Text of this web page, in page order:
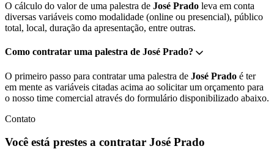
O cálculo do valor de uma palestra de José Prado leva em conta
diversas variáveis como modalidade (online ou presencial), público
total, local, duração da apresentação, entre outras.
Como contratar uma palestra de José Prado?
O primeiro passo para contratar uma palestra de José Prado é ter
em mente as variáveis citadas acima ao solicitar um orçamento para
o nosso time comercial através do formulário disponibilizado abaixo.
Contato
Você está prestes a contratar José Prado